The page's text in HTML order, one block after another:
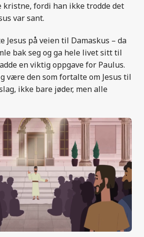
kristne, fordi han ikke trodde det
var sant.
Jesus på veien til Damaskus – da
bak seg og ga hele livet sitt til
en viktig oppgave for Paulus.
være den som fortalte om Jesus til
ikke bare jøder, men alle